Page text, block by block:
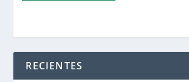
RECIENTES